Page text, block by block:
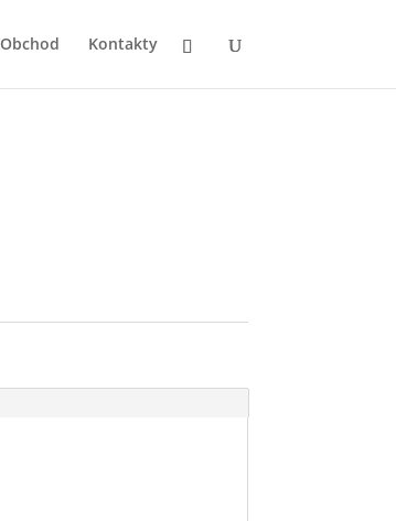
Obchod Kontakty